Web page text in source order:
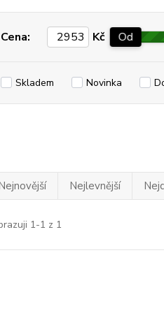
Cena: Kč Od
Skladem Novinka
Nejlevnější
1-1 z 1